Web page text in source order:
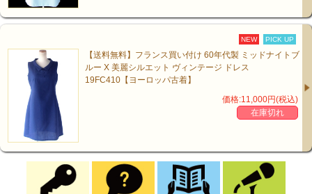
NEW PICK UP
【送料無料】フランス買い付け 60年代製 ミッドナイトブ
ルー X 美麗シルエット ヴィンテージ ドレス
19FC410【ヨーロッパ古着】
価格:11,000円(税込)
在庫切れ